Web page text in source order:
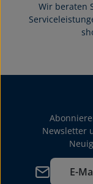
Wir beraten
Newsletter
E-Mail-